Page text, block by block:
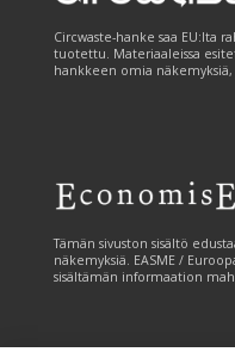
Circwaste-hanke saa EU:lta
tuotettu. Materiaaleissa
hankkeen omia näkemyksiä,
Tämän sivuston sisältö
näkemyksiä. EASME /
sisältämän informaation